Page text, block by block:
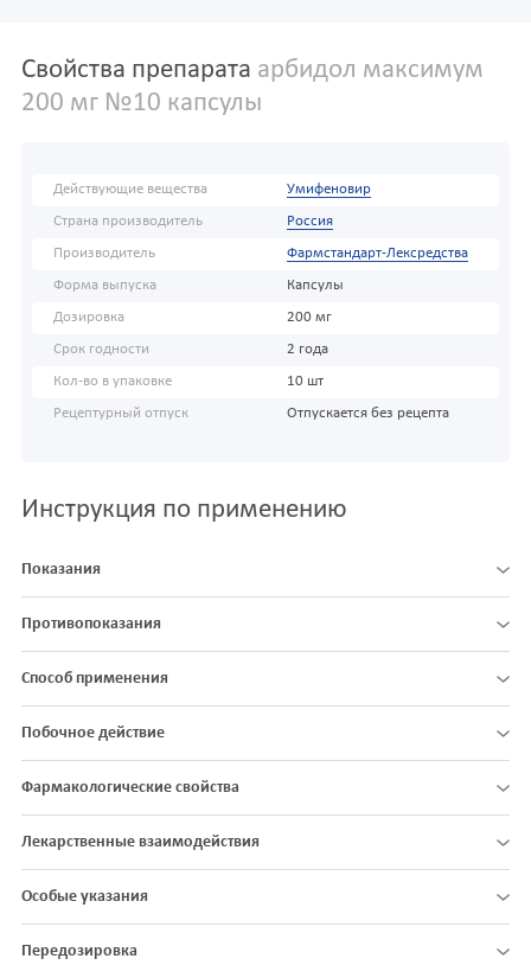
Свойства препарата арбидол максимум
200 мг №10 капсулы
Действующие вещества Умифеновир
Страна производитель Россия
Производитель Фармстандарт-Лексредства
Форма выпуска Капсулы
Дозировка 200 мг
Срок годности 2 года
Кол-во в упаковке 10 шт
Рецептурный отпуск Отпускается без рецепта
Инструкция по применению
Показания
Противопоказания
Способ применения
Побочное действие
Фармакологические свойства
Лекарственные взаимодействия
Особые указания
Передозировка